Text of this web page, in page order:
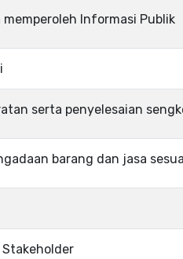
Informasi Publik
serta penyelesaian
barang dan jasa
Stakeholder